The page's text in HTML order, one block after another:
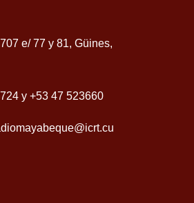
e/ 77 y 81, Güines,
y +53 47 523660